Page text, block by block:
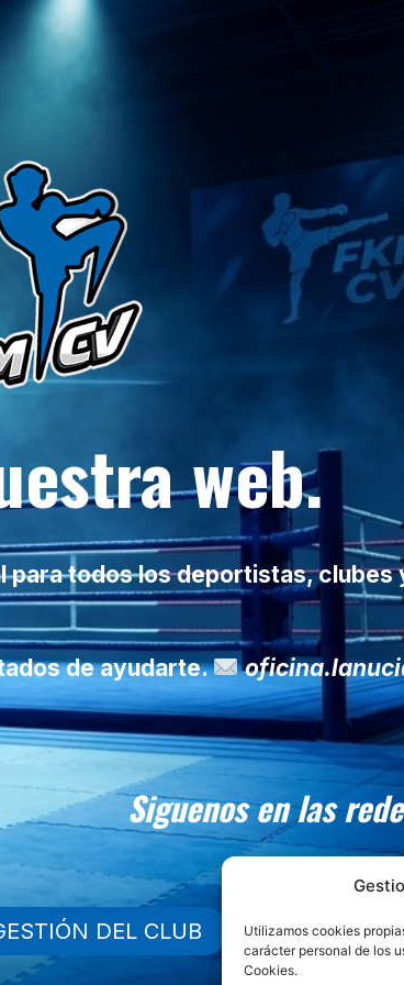
Utilizamos cookies
carácter personal de los
Cookies.
web.
para todos los deportistas, clubes
de ayudarte.
Siguenos en las
DEL CLUB